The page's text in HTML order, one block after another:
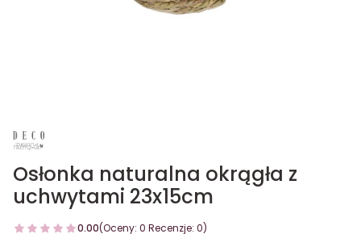
Osłonka naturalna okrągła z
uchwytami 23x15cm
0.00(Oceny: 0 Recenzje: 0)